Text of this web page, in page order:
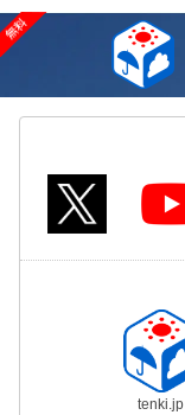
tenki.jp